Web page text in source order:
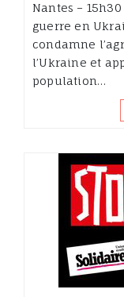
Nantes –
guerre en
condamne
l’Ukraine et
population…